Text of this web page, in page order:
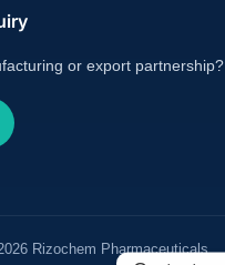
or export partnership?
Rizochem Pharmaceuticals